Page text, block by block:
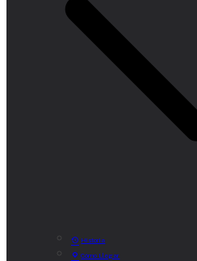
Historia
Cómo Llegar